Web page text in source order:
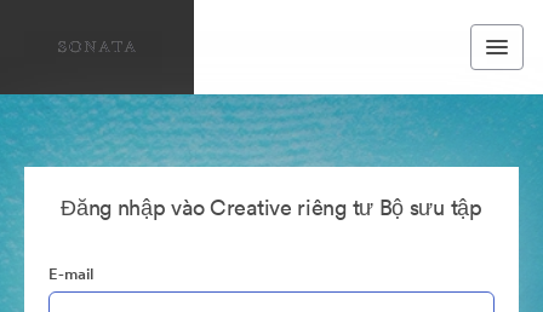
Đăng nhập vào Creative riêng tư Bộ sưu tập
E-mail